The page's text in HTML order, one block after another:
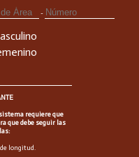
-
requiere que
que debe seguir las
longitud.